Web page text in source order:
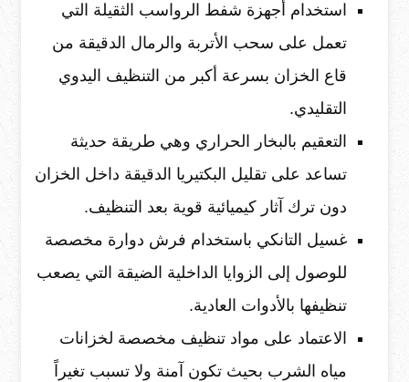
استخدام أجهزة شفط الرواسب الثقيلة التي
تعمل على سحب الأتربة والرمال الدقيقة من
قاع الخزان بسرعة أكبر من التنظيف اليدوي
التقليدي.
التعقيم بالبخار الحراري وهي طريقة حديثة
تساعد على تقليل البكتيريا الدقيقة داخل الخزان
دون ترك آثار كيميائية قوية بعد التنظيف.
غسيل التانكي باستخدام فرش دوارة مخصصة
للوصول إلى الزوايا الداخلية الضيقة التي يصعب
تنظيفها بالأدوات العادية.
الاعتماد على مواد تنظيف مخصصة لخزانات
مياه الشرب بحيث تكون آمنة ولا تسبب تغيراً